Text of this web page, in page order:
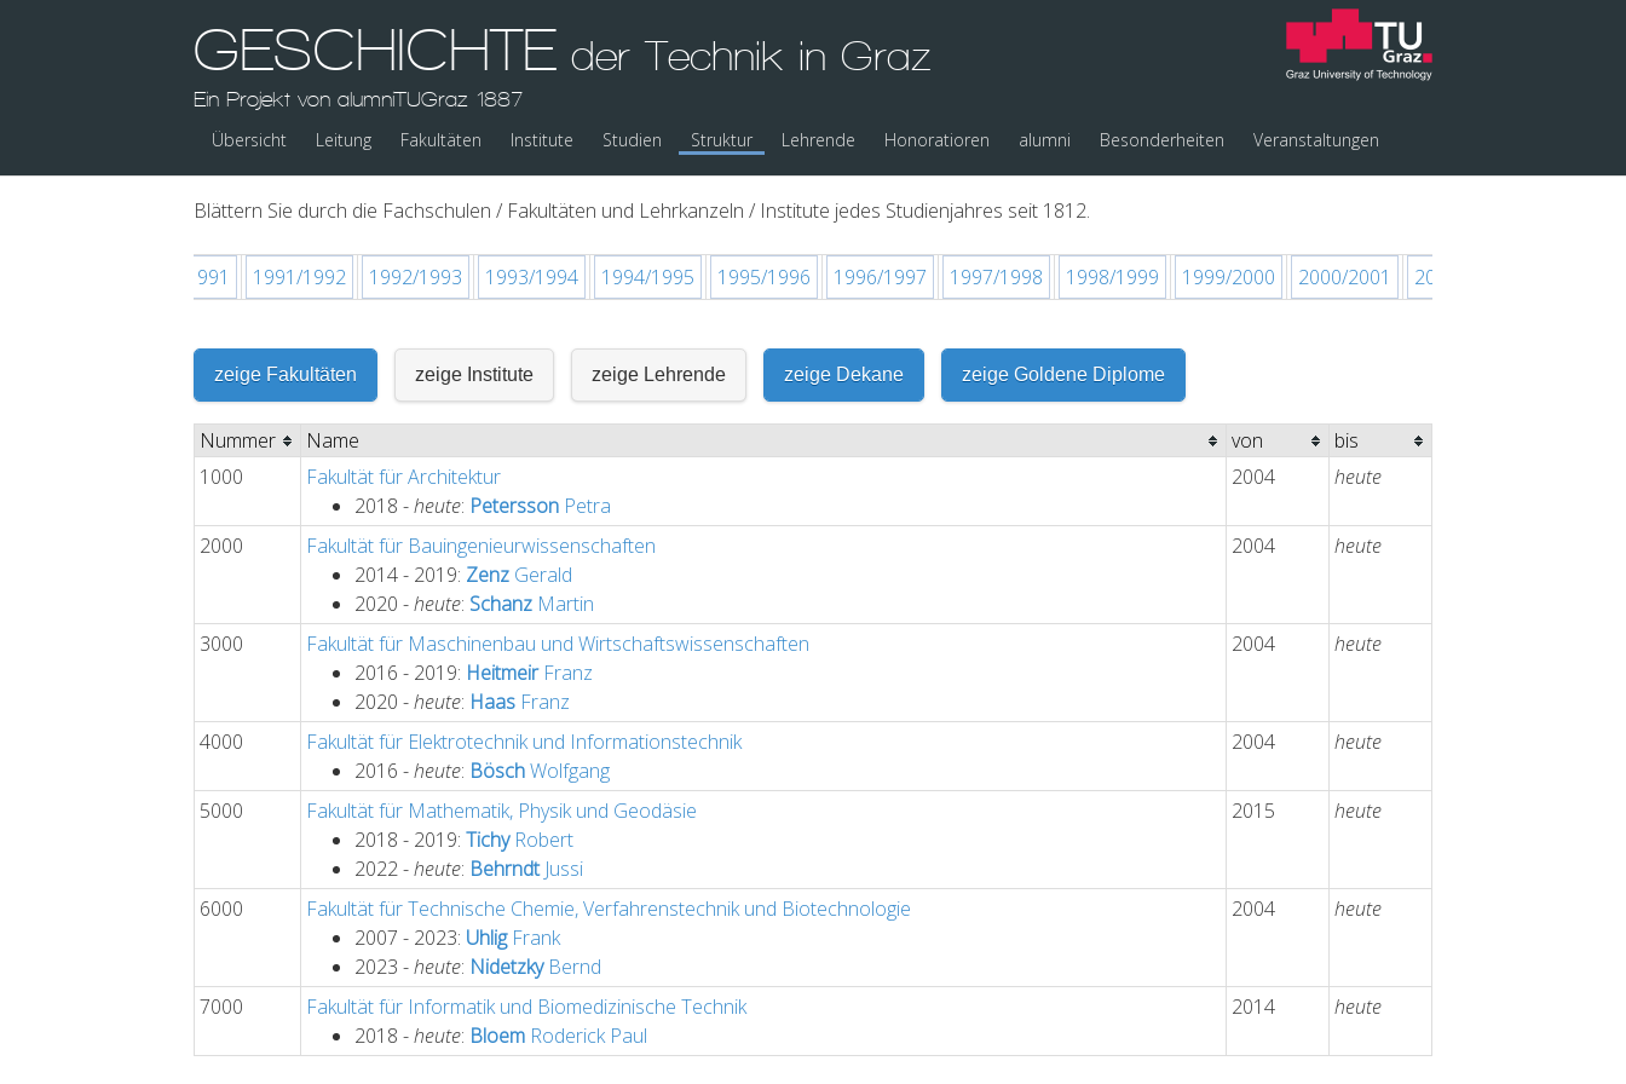
GESCHICHTE der Technik in Graz
Ein Projekt von alumniTUGraz 1887
Übersicht Leitung Fakultäten Institute Studien Struktur Lehrende Honoratioren alumni Besonderheiten Veranstaltungen
Blättern Sie durch die Fachschulen / Fakultäten und Lehrkanzeln / Institute jedes Studienjahres seit 1812.
1990/1991 1991/1992 1992/1993 1993/1994 1994/1995 1995/1996 1996/1997 1997/1998 1998/1999 1999/2000 2000/2001 2001/2002
zeige Fakultäten zeige Institute zeige Lehrende zeige Dekane zeige Goldene Diplome
Nummer Name von
bis
1000
Fakultät für Architektur
2018 -heute: Petersson Petra
2004 heute
2000
Fakultät für Bauingenieurwissenschaften
2014 - 2019: Zenz Gerald
2020 -heute: Schanz Martin
2004 heute
3000
Fakultät für Maschinenbau und Wirtschaftswissenschaften
2016 - 2019: HeitmeirFranz
2020 -heute: Haas Franz
2004 heute
4000
Fakultät für Elektrotechnik und Informationstechnik
2016 -heute: BöschWolfgang
2004 heute
5000
Fakultät für Mathematik, Physik und Geodäsie
2018 - 2019: TichyRobert
2022 -heute: BehrndtJussi
2015 heute
6000
Fakultät für Technische Chemie, Verfahrenstechnik und Biotechnologie
2007 - 2023: UhligFrank
2023 -heute: NidetzkyBernd
2004 heute
7000
Fakultät für Informatik und Biomedizinische Technik
2018 -heute: Bloem Roderick Paul
2014 heute